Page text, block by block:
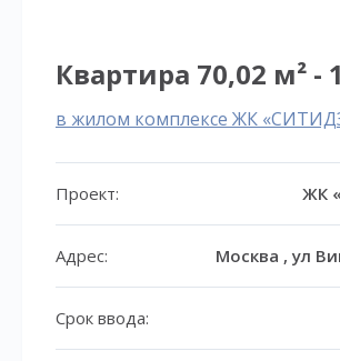
Квартира 70,02 м² -
в жилом комплексе ЖК
Проект: ЖК
Адрес: Москва , ул
Срок ввода: